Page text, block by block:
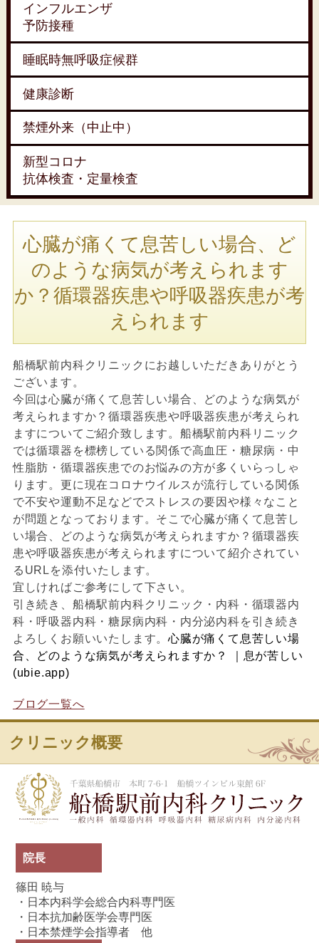
インフルエンザ
予防接種
睡眠時無呼吸症候群
健康診断
禁煙外来（中止中）
新型コロナ
抗体検査・定量検査
心臓が痛くて息苦しい場合、ど
のような病気が考えられます
か？循環器疾患や呼吸器疾患が考
えられます
船橋駅前内科クリニックにお越しいただきありがとう
ございます。
今回は心臓が痛くて息苦しい場合、どのような病気が
考えられますか？循環器疾患や呼吸器疾患が考えられ
ますについてご紹介致します。船橋駅前内科リニック
では循環器を標榜している関係で高血圧・糖尿病・中
性脂肪・循環器疾患でのお悩みの方が多くいらっしゃ
ります。更に現在コロナウイルスが流行している関係
で不安や運動不足などでストレスの要因や様々なこと
が問題となっております。そこで心臓が痛くて息苦し
い場合、どのような病気が考えられますか？循環器疾
患や呼吸器疾患が考えられますについて紹介されてい
るURLを添付いたします。
宜しければご参考にして下さい。
引き続き、船橋駅前内科クリニック・内科・循環器内
科・呼吸器内科・糖尿病内科・内分泌内科を引き続き
よろしくお願いいたします。心臓が痛くて息苦しい場
合、どのような病気が考えられますか？ ｜息が苦しい
(ubie.app)
ブログ一覧へ
クリニック概要
院長
篠田 暁与
・日本内科学会総合内科専門医
・日本抗加齢医学会専門医
・日本禁煙学会指導者 他